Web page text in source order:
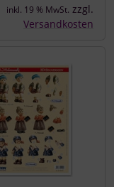
inkl. 19 % MwSt. zzgl.
Versandkosten